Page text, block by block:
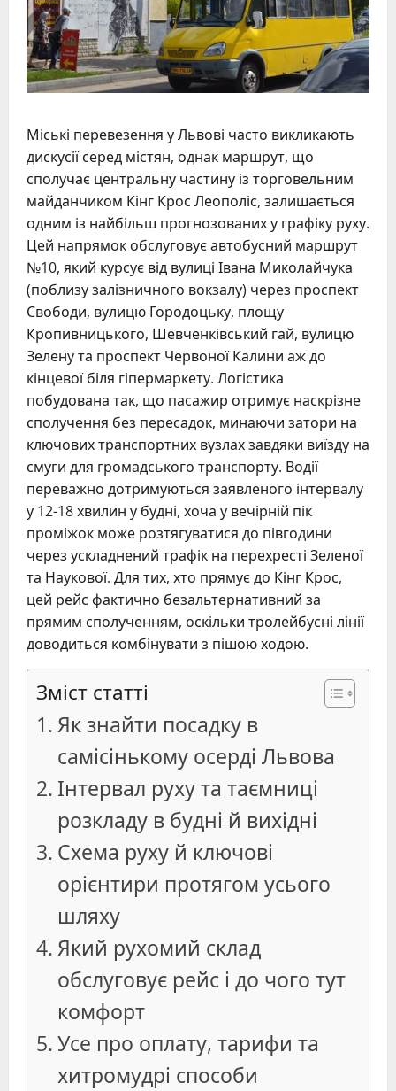
Міські перевезення у Львові часто викликають
дискусії серед містян, однак маршрут, що
сполучає центральну частину із торговельним
майданчиком Кінг Крос Леополіс, залишається
одним із найбільш прогнозованих у графіку руху.
Цей напрямок обслуговує автобусний маршрут
№10, який курсує від вулиці Івана Миколайчука
(поблизу залізничного вокзалу) через проспект
Свободи, вулицю Городоцьку, площу
Кропивницького, Шевченківський гай, вулицю
Зелену та проспект Червоної Калини аж до
кінцевої біля гіпермаркету. Логістика
побудована так, що пасажир отримує наскрізне
сполучення без пересадок, минаючи затори на
ключових транспортних вузлах завдяки виїзду на
смуги для громадського транспорту. Водії
переважно дотримуються заявленого інтервалу
у 12-18 хвилин у будні, хоча у вечірній пік
проміжок може розтягуватися до півгодини
через ускладнений трафік на перехресті Зеленої
та Наукової. Для тих, хто прямує до Кінг Крос,
цей рейс фактично безальтернативний за
прямим сполученням, оскільки тролейбусні лінії
доводиться комбінувати з пішою ходою.
Зміст статті
Як знайти посадку в
самісінькому осерді Львова
Інтервал руху та таємниці
розкладу в будні й вихідні
Схема руху й ключові
орієнтири протягом усього
шляху
Який рухомий склад
обслуговує рейс і до чого тут
комфорт
Усе про оплату, тарифи та
хитромудрі способи